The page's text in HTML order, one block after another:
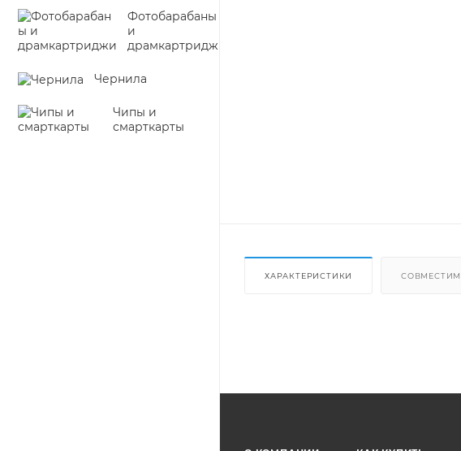
Фотобарабаны
и
драмкартриджи
Чернила
Чипы и
смарткарты
ХАРАКТЕРИСТИКИ